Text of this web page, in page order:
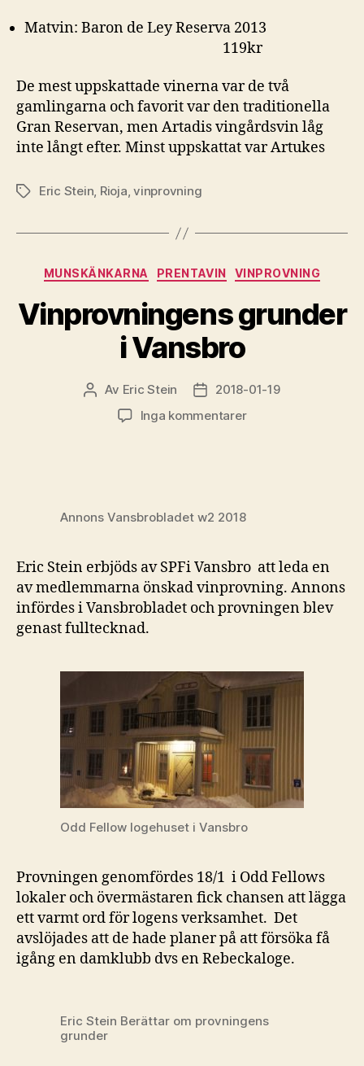
Matvin: Baron de Ley Reserva 2013
119kr
De mest uppskattade vinerna var de två
gamlingarna och favorit var den traditionella
Gran Reservan, men Artadis vingårdsvin låg
inte långt efter. Minst uppskattat var Artukes
EtiketterEric Stein, Rioja,vinprovning
Kategorier
MUNSKÄNKARNA PRENTAVIN VINPROVNING
Vinprovningens grunder
i Vansbro
Inläggsförfattare
Av Eric Stein Inläggsdatum
2018-01-19
Inga kommentarertill
Annons Vansbrobladet w2 2018
Eric Stein erbjöds av SPFi Vansbro att leda en
av medlemmarna önskad vinprovning. Annons
infördes i Vansbrobladet och provningen blev
genast fulltecknad.
Odd Fellow logehuset i Vansbro
Provningen genomfördes 18/1 i Odd Fellows
lokaler och övermästaren fick chansen att lägga
ett varmt ord för logens verksamhet. Det
avslöjades att de hade planer på att försöka få
igång en damklubb dvs en Rebeckaloge.
Eric Stein Berättar om provningens
grunder